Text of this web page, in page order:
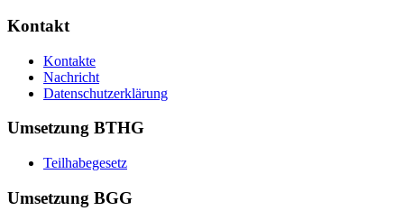
Kontakt
Kontakte
Nachricht
Datenschutzerklärung
Umsetzung BTHG
Teilhabegesetz
Umsetzung BGG